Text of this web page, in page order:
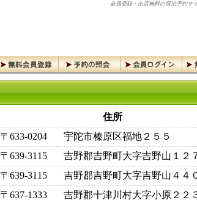
会員登録・出店無料の宿泊予約サ
住所
〒633-0204 宇陀市榛原区福地２５５
〒639-3115 吉野郡吉野町大字吉野山１２
〒639-3115 吉野郡吉野町大字吉野山４４
〒637-1333 吉野郡十津川村大字小原２２